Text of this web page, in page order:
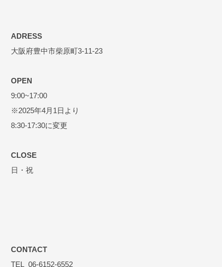
ADRESS
大阪府豊中市柴原町3-11-23
OPEN
9:00~17:00
※2025年4月1日より
8:30-17:30に変更
CLOSE
日・祝
CONTACT
TEL_06-6152-6552